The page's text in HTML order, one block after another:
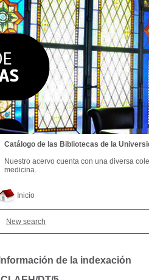
Inicio
New search
Información de la indexación
Catálogo de las Bibliotecas de la
Nuestro acervo cuenta con una diversa
medicina.